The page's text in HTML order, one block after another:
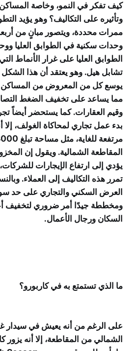
كيف تفكر في النمو، وخاصة المساكن
وتأثيره على التكاليف؟ وهو يؤيد
ممرات محددة، ويتصور مبانٍ من
وحدات سكنية في الطوابق العليا
الطوابق العليا على غرار الأنماط
تشابل هيل. وهو يعتقد أن هذا
يوسع كل من المعروض من المساكن
مما يساعد على تخفيف الضغط
وقيم العقارات. كما يستحضر أيضاً
بدء عمل تجاري لمحاكاة الغولف، إلا
المقاطعة الشمالية. ويقول إن
يؤدي إلى ارتفاع الإيجارات
تمرر هذه التكاليف إلى العملاء.
العرض السكني والتجاري على حد
ومخططة جيدًا أمر ضروري لتخفيف
السكان ورجال الأعمال.
ما الذي تستمتع به في كاربورو؟
على الرغم من أنه يعيش في سيدار
الشمالي من المقاطعة، إلا أنه يزور